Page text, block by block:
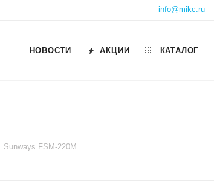
info@mikc.ru
НОВОСТИ АКЦИИ КАТАЛОГ
Sunways FSM-220M